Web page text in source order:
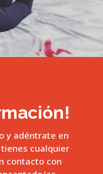
y adéntrate en
cualquier
contacto con